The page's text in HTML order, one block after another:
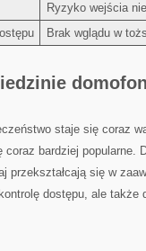
Ryzyko wejścia
Brak​ wglądu w⁤
‍staje się‍ coraz
bardziej⁣ popularne.
przekształcają ⁤się w
dostępu, ale ‍także